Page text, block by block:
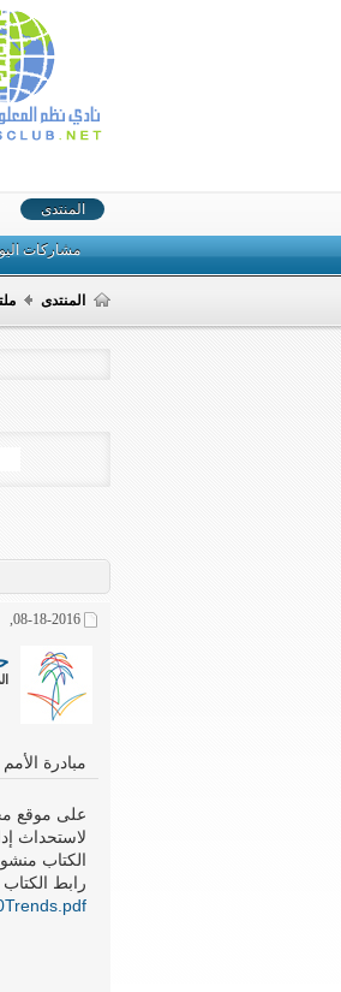
المنتدى
مشاركات
المنتدى
08-18-2016,
مبادرة
على موقع
لاستحداث
الكتاب
رابط الكتاب